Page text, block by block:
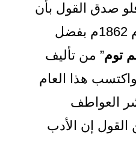
صدق القول بأن
الشعوب تأثرت عام 1862م بفضل
توم” من تأليف
واكتسب هذا العام
العواطف
القول إن الأدب